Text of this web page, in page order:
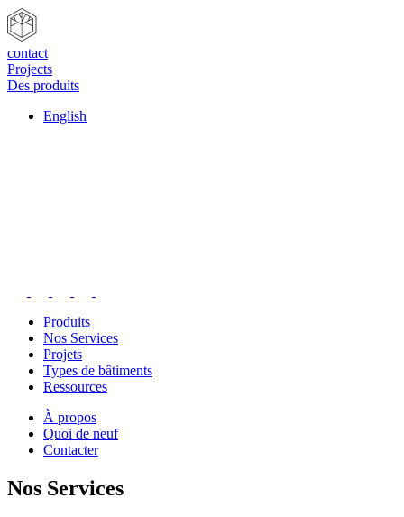
contact
Projects
Des produits
English
Produits
Nos Services
Projets
Types de bâtiments
Ressources
À propos
Quoi de neuf
Contacter
Nos Services